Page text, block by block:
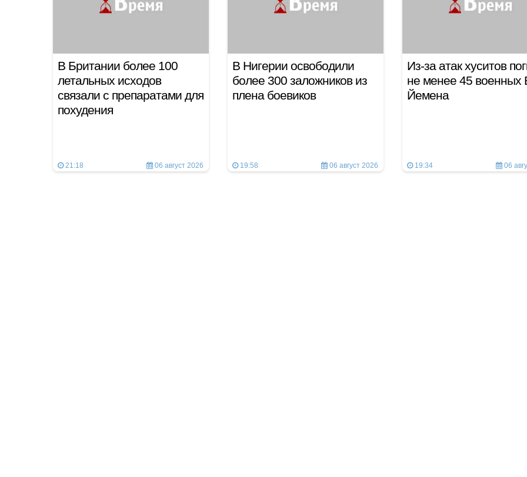
В Британии более 100
летальных исходов
связали с препаратами для
похудения
21:18 06 август 2026
В Нигерии освободили
более 300 заложников из
плена боевиков
19:58 06 август 2026
Из-за атак хуситов
не менее 45 военных
Йемена
19:34 06